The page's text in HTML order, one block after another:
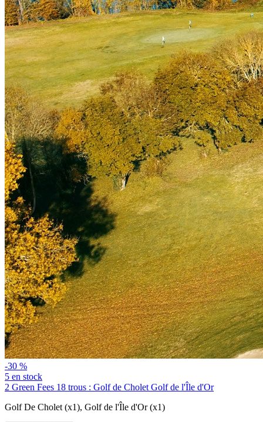
-30 %
5 en stock
2 Green Fees 18 trous : Golf de Cholet Golf de l'Île d'Or
Golf De Cholet (x1), Golf de l'Île d'Or (x1)